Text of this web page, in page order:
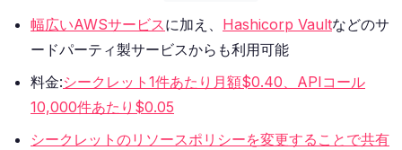
幅広いAWSサービスに加え、 Hashicorp Vaultなどのサ
ードパーティ製サービスからも利用可能
料金:シークレット1件あたり月額$0.40、APIコール
10,000件あたり$0.05
シークレットのリソースポリシーを変更することで共有